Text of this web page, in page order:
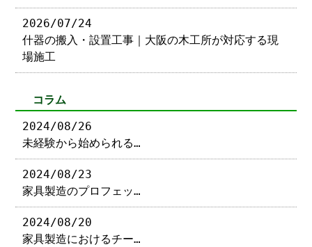
2026/07/24
什器の搬入・設置工事｜大阪の木工所が対応する現
場施工
コラム
2024/08/26
未経験から始められる…
2024/08/23
家具製造のプロフェッ…
2024/08/20
家具製造におけるチー…